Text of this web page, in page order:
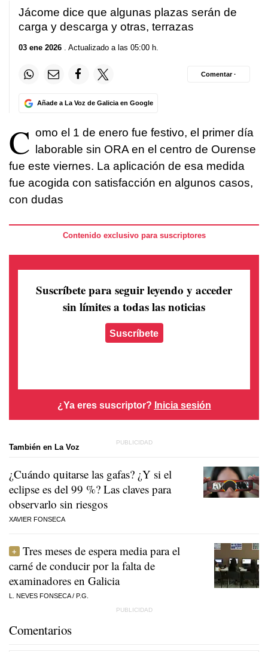
Jácome dice que algunas plazas serán de
carga y descarga y otras, terrazas
03 ene 2026 . Actualizado a las 05:00 h.
Añade a La Voz de Galicia en Google
Comentar ·
C omo el 1 de enero fue festivo, el primer día
laborable sin ORA en el centro de Ourense
fue este viernes. La aplicación de esa medida
fue acogida con satisfacción en algunos casos,
con dudas
Contenido exclusivo para suscriptores
Suscríbete para seguir leyendo y acceder
sin límites a todas las noticias
Suscríbete
¿Ya eres suscriptor? Inicia sesión
También en La Voz
¿Cuándo quitarse las gafas? ¿Y si el
eclipse es del 99 %? Las claves para
observarlo sin riesgos
XAVIER FONSECA
Tres meses de espera media para el
carné de conducir por la falta de
examinadores en Galicia
L. NEVES FONSECA/ P.G.
Comentarios